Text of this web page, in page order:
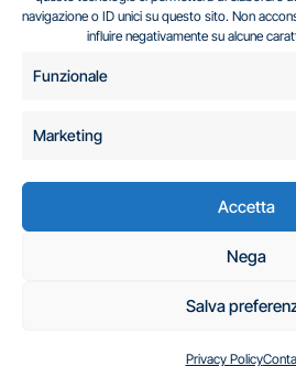
navigazione o ID unici su questo sito. Non
influire negativamente su alcune
Funzionale
Marketing
Accetta
Nega
Salva
Privacy Policy
Centro Analisi e Studi Italus ©
C.A.S.I. –
Analisi e